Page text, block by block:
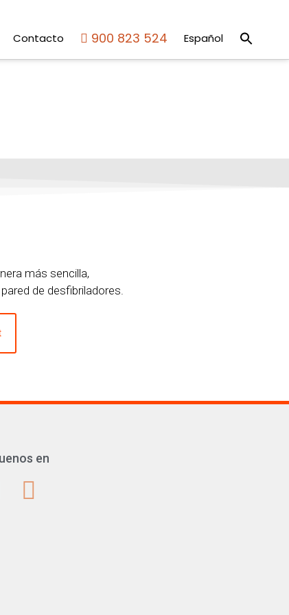
Contacto 900 823 524 Español
más sencilla,
de desfibriladores.
en